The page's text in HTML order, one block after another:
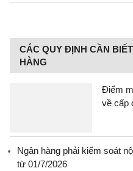
CÁC QUY ĐỊNH CẦN
HÀNG
Điểm
về cấp
Ngân hàng phải kiểm soát
từ 01/7/2026